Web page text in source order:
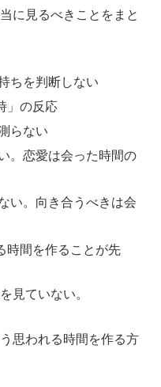
に見るべきことをまと
ちを判断しない
」の反応
らない
。恋愛は会った時間の
い。向き合うべきは会
時間を作ることが先
見ていない。
思われる時間を作る方